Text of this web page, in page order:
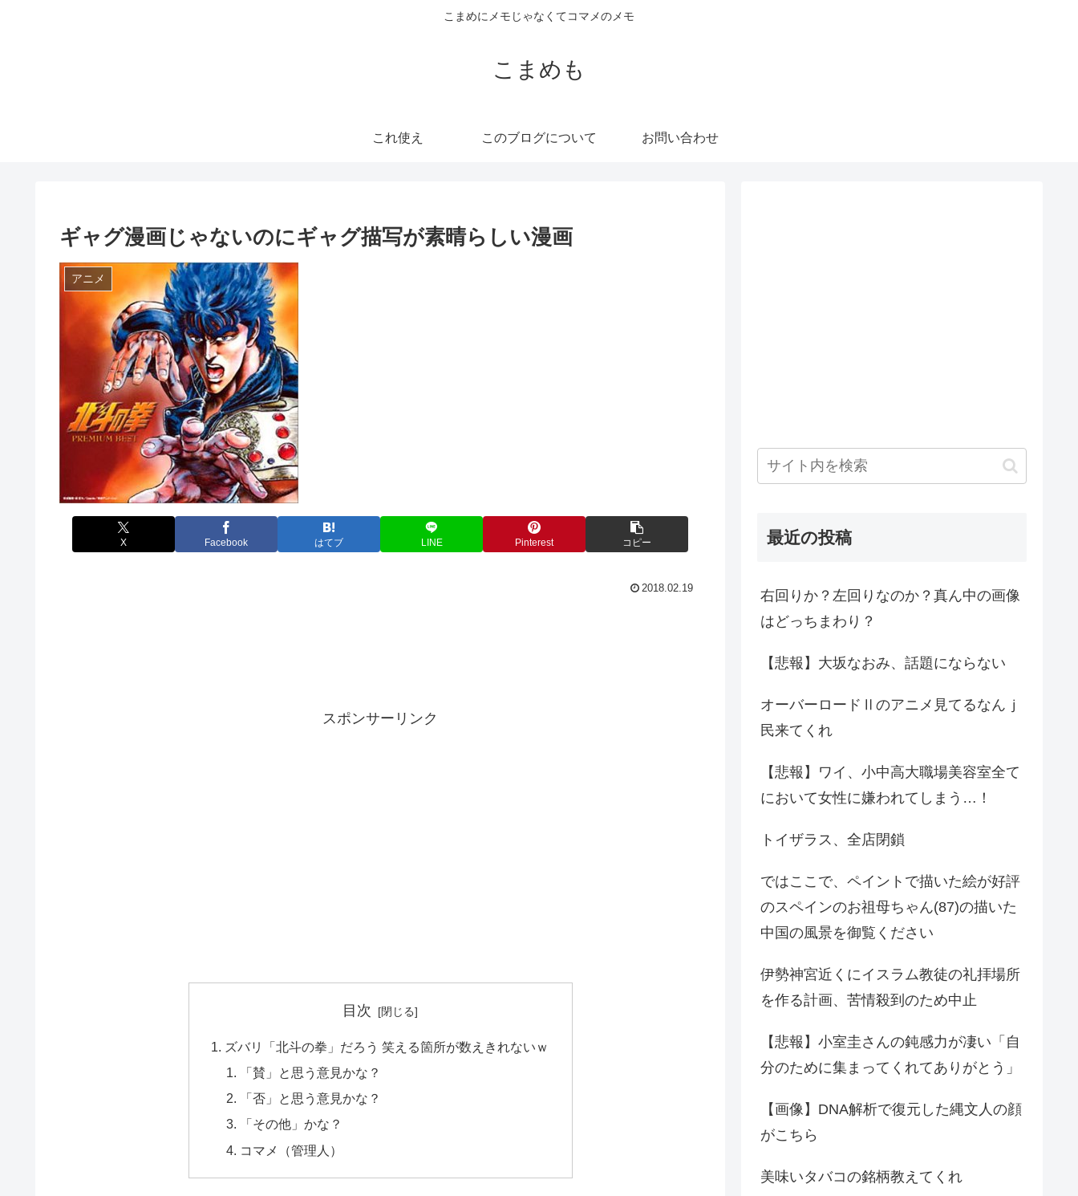
こまめにメモじゃなくてコマメのメモ
こまめも
これ使え このブログについて お問い合わせ
ギャグ漫画じゃないのにギャグ描写が素晴らしい漫画
アニメ
X Facebook はてブ LINE Pinterest コピー
2018.02.19
スポンサーリンク
目次
ズバリ「北斗の拳」だろう 笑える箇所が数えきれないｗ
「賛」と思う意見かな？
「否」と思う意見かな？
「その他」かな？
コマメ（管理人）
最近の投稿
右回りか？左回りなのか？真ん中の画像
はどっちまわり？
【悲報】大坂なおみ、話題にならない
オーバーロードⅡのアニメ見てるなんｊ
民来てくれ
【悲報】ワイ、小中高大職場美容室全て
において女性に嫌われてしまう…！
トイザラス、全店閉鎖
ではここで、ペイントで描いた絵が好評
のスペインのお祖母ちゃん(87)の描いた
中国の風景を御覧ください
伊勢神宮近くにイスラム教徒の礼拝場所
を作る計画、苦情殺到のため中止
【悲報】小室圭さんの鈍感力が凄い「自
分のために集まってくれてありがとう」
【画像】DNA解析で復元した縄文人の顔
がこちら
美味いタバコの銘柄教えてくれ